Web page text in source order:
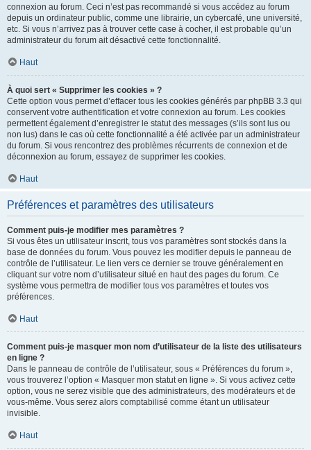
connexion au forum. Ceci n’est pas recommandé si vous accédez au forum
depuis un ordinateur public, comme une librairie, un cybercafé, une université,
etc. Si vous n’arrivez pas à trouver cette case à cocher, il est probable qu’un
administrateur du forum ait désactivé cette fonctionnalité.
Haut
À quoi sert « Supprimer les cookies » ?
Cette option vous permet d’effacer tous les cookies générés par phpBB 3.3 qui
conservent votre authentification et votre connexion au forum. Les cookies
permettent également d’enregistrer le statut des messages (s’ils sont lus ou
non lus) dans le cas où cette fonctionnalité a été activée par un administrateur
du forum. Si vous rencontrez des problèmes récurrents de connexion et de
déconnexion au forum, essayez de supprimer les cookies.
Haut
Préférences et paramètres des utilisateurs
Comment puis-je modifier mes paramètres ?
Si vous êtes un utilisateur inscrit, tous vos paramètres sont stockés dans la
base de données du forum. Vous pouvez les modifier depuis le panneau de
contrôle de l’utilisateur. Le lien vers ce dernier se trouve généralement en
cliquant sur votre nom d’utilisateur situé en haut des pages du forum. Ce
système vous permettra de modifier tous vos paramètres et toutes vos
préférences.
Haut
Comment puis-je masquer mon nom d’utilisateur de la liste des utilisateurs
en ligne ?
Dans le panneau de contrôle de l’utilisateur, sous « Préférences du forum »,
vous trouverez l’option « Masquer mon statut en ligne ». Si vous activez cette
option, vous ne serez visible que des administrateurs, des modérateurs et de
vous-même. Vous serez alors comptabilisé comme étant un utilisateur
invisible.
Haut